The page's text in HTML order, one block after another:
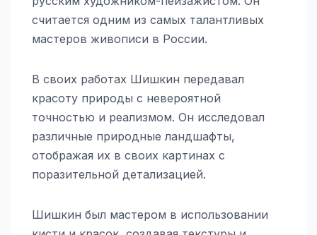
считается одним из самых талантливых
мастеров живописи в России.
В своих работах Шишкин передавал
красоту природы с невероятной
точностью и реализмом. Он исследовал
различные природные ландшафты,
отображая их в своих картинах с
поразительной детализацией.
Шишкин был мастером в использовании